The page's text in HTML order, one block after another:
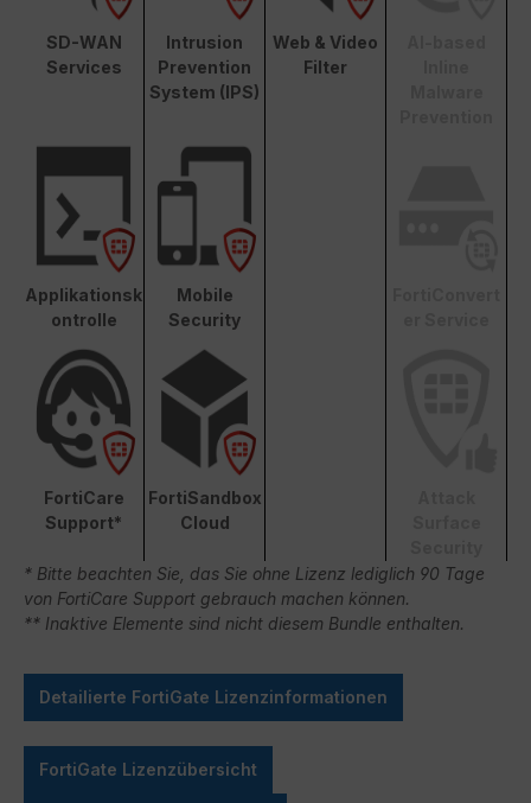
SD-WAN
Services
Intrusion
Prevention
System (IPS)
Web & Video
Filter
Applikationsk
ontrolle
Mobile
Security
FortiCare
Support*
FortiSandbox
Cloud
* Bitte beachten Sie, das Sie ohne Lizenz lediglich 90 Tage
von FortiCare Support gebrauch machen können.
** Inaktive Elemente sind nicht diesem Bundle enthalten.
Detailierte FortiGate Lizenzinformationen
FortiGate Lizenzübersicht